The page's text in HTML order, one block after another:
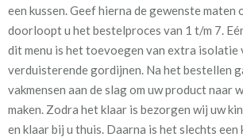
een kussen. Geef hierna de gewenste maten
doorloopt u het bestelproces van 1 t/m 7.
dit menu is het toevoegen van extra isolatie
verduisterende gordijnen. Na het bestellen
vakmensen aan de slag om uw product naar
maken. Zodra het klaar is bezorgen wij uw
en klaar bij u thuis. Daarna is het slechts een